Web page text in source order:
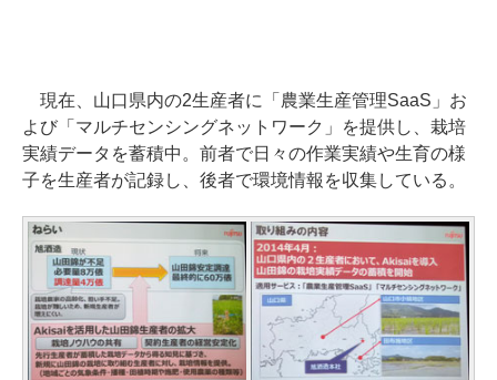
現在、山口県内の2生産者に「農業生産管理SaaS」お
よび「マルチセンシングネットワーク」を提供し、栽培
実績データを蓄積中。前者で日々の作業実績や生育の様
子を生産者が記録し、後者で環境情報を収集している。